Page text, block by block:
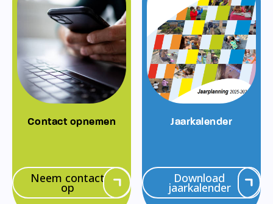
Contact opnemen
Neem contact
op
Jaarkalender
Download
jaarkalender